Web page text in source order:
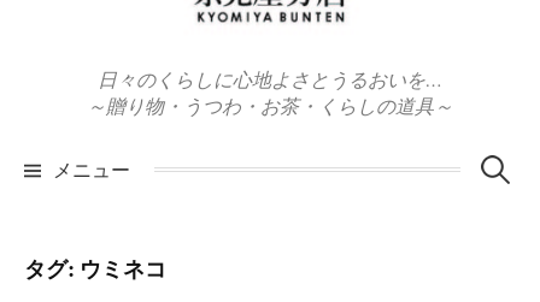
日々のくらしに心地よさとうるおいを…
～贈り物・うつわ・お茶・くらしの道具～
メニュー 検
タグ: ウミネコ